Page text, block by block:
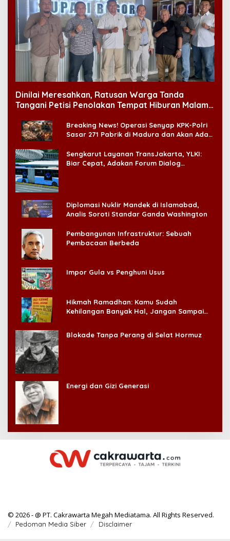
Dinilai Meresahkan, Ratusan Warga Tanda
Tangani Petisi Penolakan Tempat Hiburan Malam
Breaking News! Operasi Senyap KPK-Polri
Sasar 271 Pabrik di Madura dan Akan Ada
Sengkarut Layanan TransJakarta, YLKI:
Biar Cepat, Adakan Forum Dialog
Diplomasi Nuklir Mandek di Islamabad,
Analis Soroti Standar Ganda Washington
Pembangunan Infrastruktur: Sebuah
Pembacaan Berbeda
Impor Gula vs Penghuni Usus
Hikmah Ramadhan: Kamu Sudah
Kehilangan Banyak Hal, Jangan Sampai
Blokade Tanpa Perang di Selat Hormuz
Energi dan Gizi Generasi
© 2026 - @ PT. Cakrawarta Megah Mediatama. All Rights Reserved.
Pedoman Media Siber Disclaimer